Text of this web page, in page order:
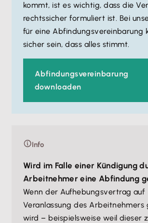
kommt, ist es wichtig, dass die
rechtssicher formuliert ist. Bei
für eine Abfindungsvereinbarung
sicher sein, dass alles stimmt.
Abfindungsvereinbarung
downloaden
Info
Wird im Falle einer Kündigung
Arbeitnehmer eine Abfindung
Wenn der Aufhebungsvertrag auf
Veranlassung des Arbeitnehmers
wird – beispielsweise weil dieser